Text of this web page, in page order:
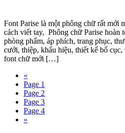
Font Parise là một phông chữ rất mới
cách viết tay, Phông chữ Parise hoàn
phòng phẩm, áp phích, trang phục,
cưới, thiệp, khẩu hiệu, thiết kế bố
font chữ mới […]
«
Page 1
Page 2
Page 3
Page 4
»